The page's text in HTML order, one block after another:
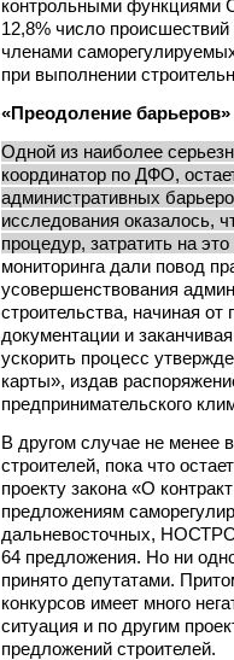
контрольными функциями
12,8% число
членами
при выполнении
«Преодоление барьеров»
Одной из наиболее
координатор по ДФО,
административных
исследования оказалось,
процедур, затратить на
мониторинга дали повод
усовершенствования
строительства, начиная от
документации и
ускорить процесс
карты», издав
предпринимательского
В другом случае не менее
строителей, пока что
проекту закона «О
предложениям
дальневосточных,
64 предложения. Но ни
принято депутатами.
конкурсов имеет много
ситуация и по другим
предложений строителей.